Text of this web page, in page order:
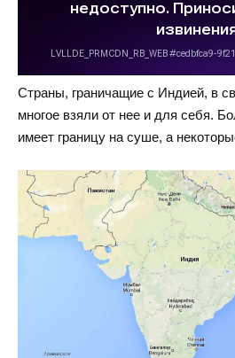
Страны, граничащие с Индией, в
многое взяли от нее и для себя.
имеет границу на суше, а